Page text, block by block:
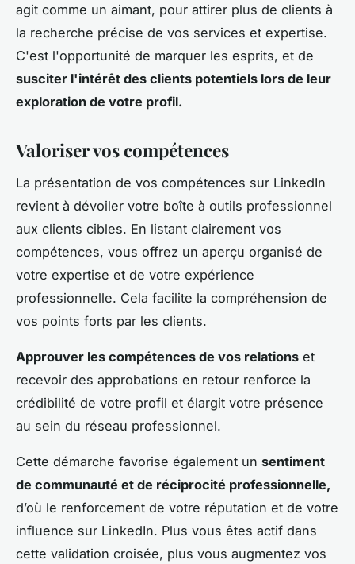
agit comme un aimant, pour attirer plus de clients à
la recherche précise de vos services et expertise.
C'est l'opportunité de marquer les esprits, et de
susciter l'intérêt des clients potentiels lors de leur
exploration de votre profil.
Valoriser vos compétences
La présentation de vos compétences sur LinkedIn
revient à dévoiler votre boîte à outils professionnel
aux clients cibles. En listant clairement vos
compétences, vous offrez un aperçu organisé de
votre expertise et de votre expérience
professionnelle. Cela facilite la compréhension de
vos points forts par les clients.
Approuver les compétences de vos relations et
recevoir des approbations en retour renforce la
crédibilité de votre profil et élargit votre présence
au sein du réseau professionnel.
Cette démarche favorise également un sentiment
de communauté et de réciprocité professionnelle,
d’où le renforcement de votre réputation et de votre
influence sur LinkedIn. Plus vous êtes actif dans
cette validation croisée, plus vous augmentez vos